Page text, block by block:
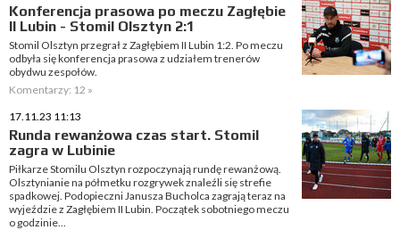
Konferencja prasowa po meczu Zagłębie
II Lubin - Stomil Olsztyn 2:1
Stomil Olsztyn przegrał z Zagłębiem II Lubin 1:2. Po meczu
odbyła się konferencja prasowa z udziałem trenerów
obydwu zespołów.
Komentarzy: 12 »
17.11.23 11:13
Runda rewanżowa czas start. Stomil
zagra w Lubinie
Piłkarze Stomilu Olsztyn rozpoczynają rundę rewanżową.
Olsztynianie na półmetku rozgrywek znaleźli się strefie
spadkowej. Podopieczni Janusza Bucholca zagrają teraz na
wyjeździe z Zagłębiem II Lubin. Początek sobotniego meczu
o godzinie...